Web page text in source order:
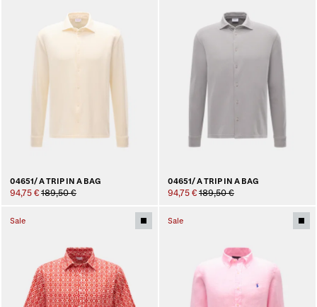
04651/ A TRIP IN A BAG
94,75 € 189,50 €
04651/ A TRIP IN A BAG
94,75 € 189,50 €
Sale Sale